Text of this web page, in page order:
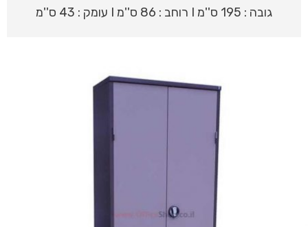
גובה : 195 ס''מ I רוחב : 86 ס''מ I עומק : 43 ס''מ